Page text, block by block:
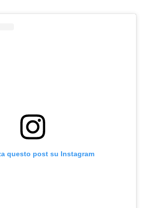
questo post su Instagram